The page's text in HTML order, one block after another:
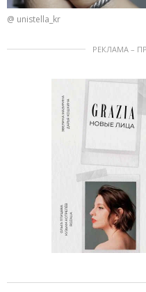
@ unistella_kr
РЕКЛАМА –